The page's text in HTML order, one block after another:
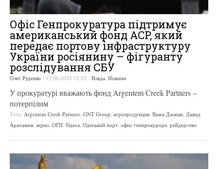
Офіс Генпрокуратура підтримує
американський фонд ACP, який
передає портову інфраструктуру
України росіянину – фігуранту
розслідування СБУ
Олег Руденко - 13.06.2024 12:52 - Влада Новини
У прокуратурі вважають фонд Argentem Creek Partners –
потерпілим
Теги: Argentem Creek Partners GNT Group агропродукция Важа Джаши Давид
Арахамия зерно ОГП Одеса Одеський порт офис генпрокурора рейдерство